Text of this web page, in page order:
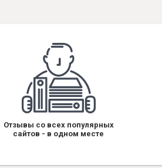
Отзывы со всех популярных
сайтов - в одном месте